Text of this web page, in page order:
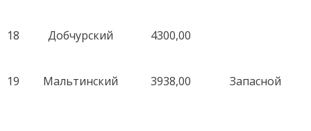
18 Добчурский 4300,00
19 Мальтинский 3938,00 Запасной